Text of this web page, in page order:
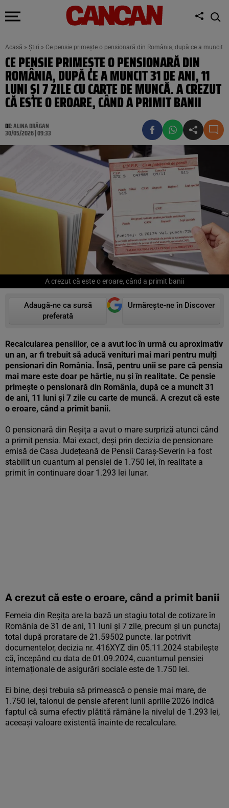
Acasă » Știri » Ce pensie primește o pensionară din România, după ce a muncit
CE PENSIE PRIMEȘTE O PENSIONARĂ DIN
ROMÂNIA, DUPĂ CE A MUNCIT 31 DE ANI, 11
LUNI ȘI 7 ZILE CU CARTE DE MUNCĂ. A CREZUT
CĂ ESTE O EROARE, CÂND A PRIMIT BANII
DE:ALINA DRĂGAN
30/05/2026 | 09:33
A crezut că este o eroare, când a primit banii
Adaugă-ne ca sursă
preferată
Urmărește-ne în Discover
Recalcularea pensiilor, ce a avut loc în urmă cu aproximativ
un an, ar fi trebuit să aducă venituri mai mari pentru mulți
pensionari din România. Însă, pentru unii se pare că pensia
mai mare este doar pe hârtie, nu și în realitate. Ce pensie
primește o pensionară din România, după ce a muncit 31
de ani, 11 luni și 7 zile cu carte de muncă. A crezut că este
o eroare, când a primit banii.
O pensionară din Reșița a avut o mare surpriză atunci când
a primit pensia. Mai exact, deși prin decizia de pensionare
emisă de Casa Județeană de Pensii Caraș-Severin i-a fost
stabilit un cuantum al pensiei de 1.750 lei, în realitate a
primit în continuare doar 1.293 lei lunar.
A crezut că este o eroare, când a primit banii
Femeia din Reșița are la bază un stagiu total de cotizare în
România de 31 de ani, 11 luni și 7 zile, precum și un punctaj
total după proratare de 21.59502 puncte. Iar potrivit
documentelor, decizia nr. 416XYZ din 05.11.2024 stabilește
că, începând cu data de 01.09.2024, cuantumul pensiei
internaționale de asigurări sociale este de 1.750 lei.
Ei bine, deși trebuia să primească o pensie mai mare, de
1.750 lei, talonul de pensie aferent lunii aprilie 2026 indică
faptul că suma efectiv plătită rămâne la nivelul de 1.293 lei,
aceeași valoare existentă înainte de recalculare.